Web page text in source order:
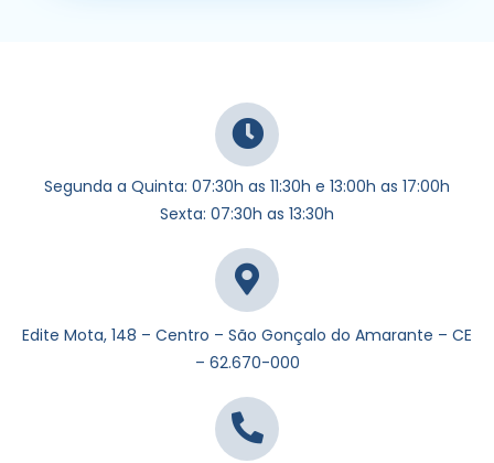
Segunda a Quinta: 07:30h as 11:30h e 13:00h as 17:00h
Sexta: 07:30h as 13:30h
Edite Mota, 148 – Centro – São Gonçalo do Amarante – CE
– 62.670-000